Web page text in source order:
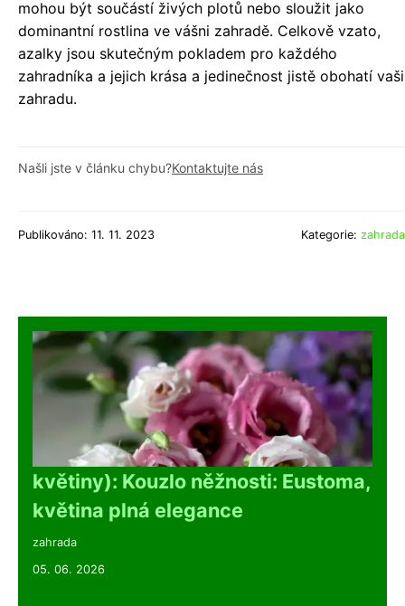
mohou být součástí živých plotů nebo sloužit jako
dominantní rostlina ve vášni zahradě. Celkově vzato,
azalky jsou skutečným pokladem pro každého
zahradníka a jejich krása a jedinečnost jistě obohatí vaši
zahradu.
Našli jste v článku chybu?Kontaktujte nás
Publikováno: 11. 11. 2023 Kategorie: zahrada
květiny): Kouzlo něžnosti: Eustoma,
květina plná elegance
zahrada
05. 06. 2026